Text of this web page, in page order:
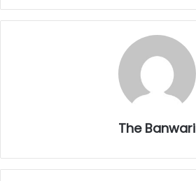
The Banwari